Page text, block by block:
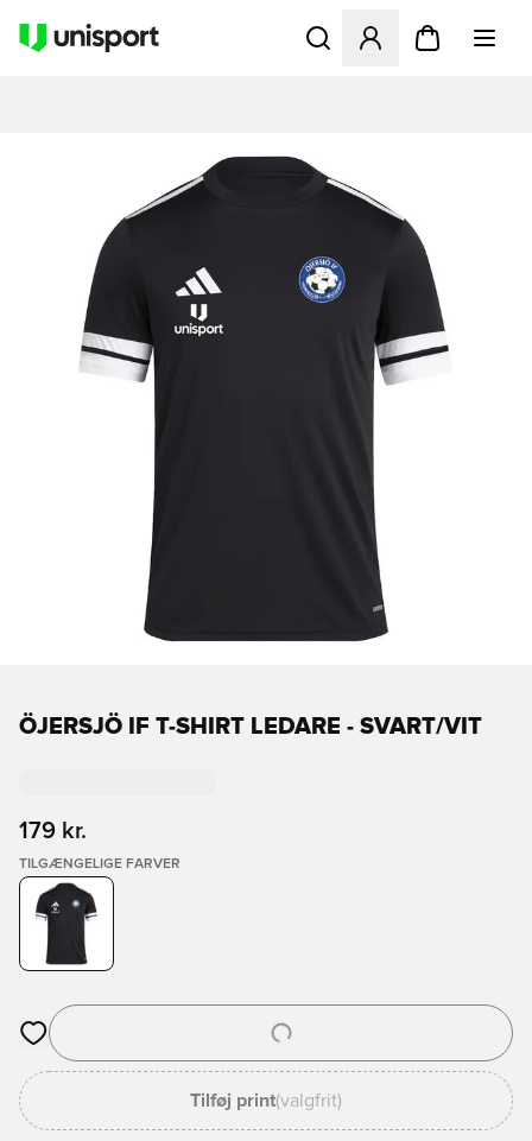
Åbner en Modal til at
ÖJERSJÖ IF T-SHIRT LEDARE - SVART/VIT
179 kr.
TILGÆNGELIGE FARVER
Åbner en Modal til at logge ind eller tilmelde dig som medlem
Tilføj print(valgfrit)